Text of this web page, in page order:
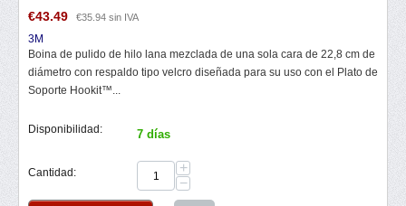
€43.49 €35.94 sin IVA
3M
Boina de pulido de hilo lana mezclada de una sola cara de 22,8 cm de
diámetro con respaldo tipo velcro diseñada para su uso con el Plato de
Soporte Hookit™...
Disponibilidad: 7 días
Cantidad:
+
−